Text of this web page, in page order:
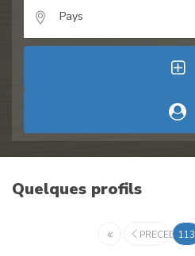
Quelques profils
PRECEDENT
113